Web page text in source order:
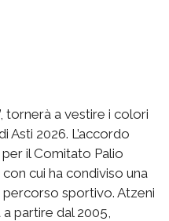
tornerà a vestire i colori
Asti 2026. L’accordo
il Comitato Palio
cui ha condiviso una
sportivo. Atzeni
partire dal 2005,